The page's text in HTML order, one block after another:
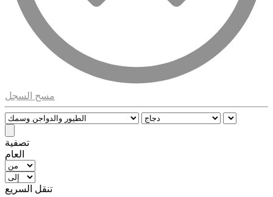
مسح السجل
تصفية
العام
تنقل السريع